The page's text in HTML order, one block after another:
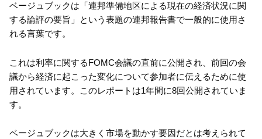
ベージュブックは「連邦準備地区による現在の経済状況に関
する論評の要旨」という表題の連邦報告書で一般的に使用さ
れる言葉です。
これは利率に関するFOMC会議の直前に公開され、前回の会
議から経済に起こった変化について参加者に伝えるために使
用されています。このレポートは1年間に8回公開されていま
す。
ベージュブックは大きく市場を動かす要因だとは考えられて